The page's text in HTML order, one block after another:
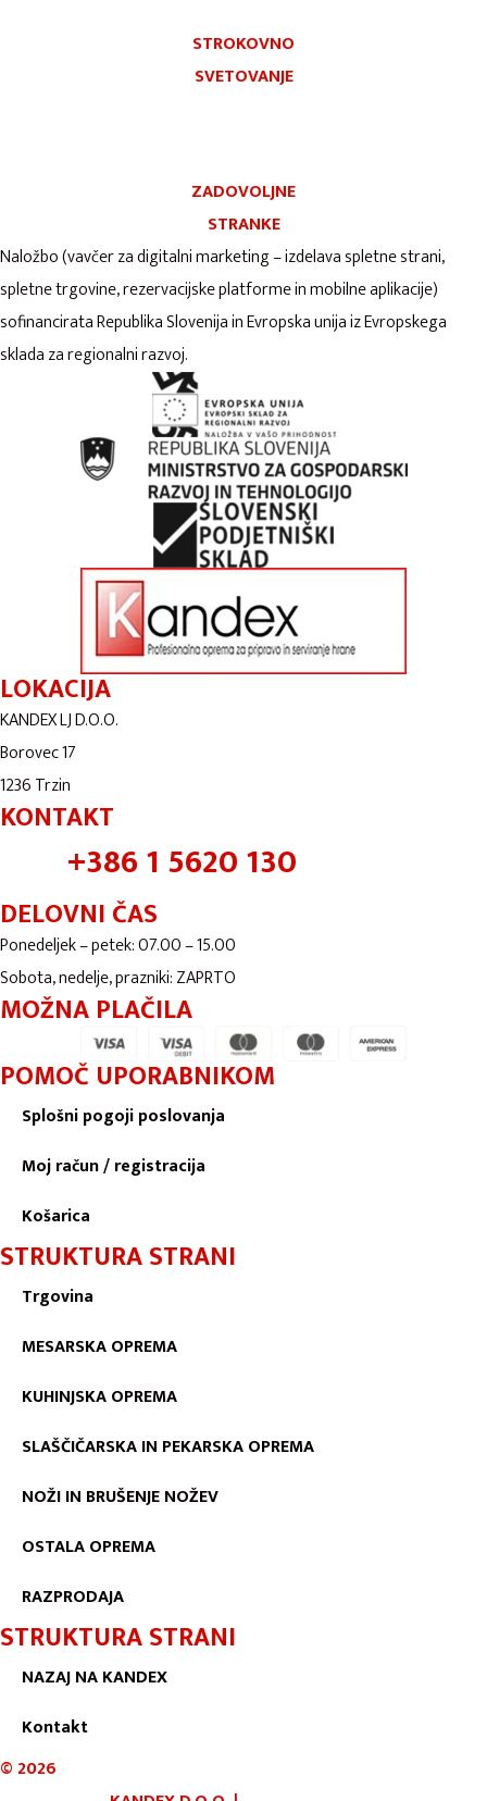
STROKOVNO
SVETOVANJE
ZADOVOLJNE
STRANKE
Naložbo (vavčer za digitalni marketing – izdelava spletne strani,
spletne trgovine, rezervacijske platforme in mobilne aplikacije)
sofinancirata Republika Slovenija in Evropska unija iz Evropskega
sklada za regionalni razvoj.
LOKACIJA
KANDEX LJ D.O.O.
Borovec 17
1236 Trzin
KONTAKT
+386 1 5620 130
DELOVNI ČAS
Ponedeljek – petek: 07.00 – 15.00
Sobota, nedelje, prazniki: ZAPRTO
MOŽNA PLAČILA
POMOČ UPORABNIKOM
Splošni pogoji poslovanja
Moj račun / registracija
Košarica
STRUKTURA STRANI
Trgovina
MESARSKA OPREMA
KUHINJSKA OPREMA
SLAŠČIČARSKA IN PEKARSKA OPREMA
NOŽI IN BRUŠENJE NOŽEV
OSTALA OPREMA
RAZPRODAJA
STRUKTURA STRANI
NAZAJ NA KANDEX
Kontakt
©2026